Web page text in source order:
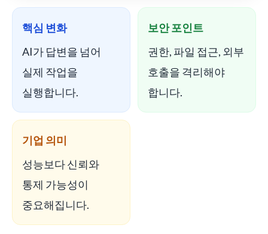
핵심 변화
AI가 답변을 넘어
실제 작업을
실행합니다.
보안 포인트
권한, 파일 접근, 외부
호출을 격리해야
합니다.
기업 의미
성능보다 신뢰와
통제 가능성이
중요해집니다.